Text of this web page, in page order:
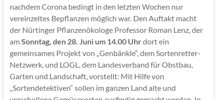
nachdem Corona bedingt in den letzten Wochen nur
vereinzeltes Bepflanzen möglich war. Den Auftakt macht
der Nürtinger Pflanzenökologe Professor Roman Lenz, der
amSonntag, den 28. Juni um 14.00 Uhrdort ein
gemeinsames Projekt von „Genbänkle“, dem Sortenretter-
Netzwerk, und LOGL, dem Landesverband für Obstbau,
Garten und Landschaft, vorstellt: Mit Hilfe von
„Sortendetektiven“ sollen im ganzen Land alte und